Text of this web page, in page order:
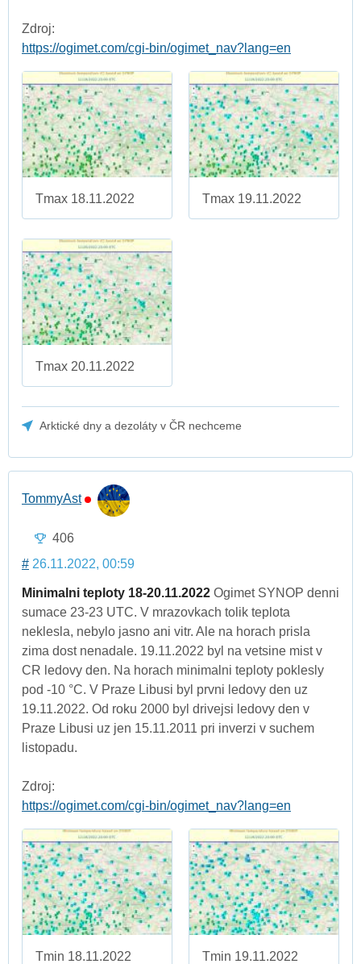
Zdroj:
https://ogimet.com/cgi-bin/ogimet_nav?lang=en
Tmax 18.11.2022 Tmax 19.11.2022
Tmax 20.11.2022
Arktické dny a dezoláty v ČR nechceme
TommyAst
406
# 26.11.2022, 00:59
Minimalni teploty 18-20.11.2022 Ogimet SYNOP denni
sumace 23-23 UTC. V mrazovkach tolik teplota
neklesla, nebylo jasno ani vitr. Ale na horach prisla
zima dost nenadale. 19.11.2022 byl na vetsine mist v
CR ledovy den. Na horach minimalni teploty poklesly
pod -10 °C. V Praze Libusi byl prvni ledovy den uz
19.11.2022. Od roku 2000 byl drivejsi ledovy den v
Praze Libusi uz jen 15.11.2011 pri inverzi v suchem
listopadu.
Zdroj:
https://ogimet.com/cgi-bin/ogimet_nav?lang=en
Tmin 18.11.2022 Tmin 19.11.2022